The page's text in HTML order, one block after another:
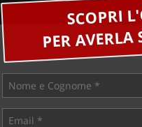
SCOPRI
PER